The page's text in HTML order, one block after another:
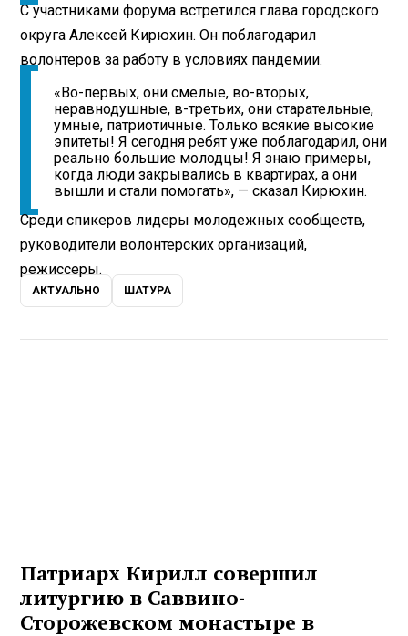
С участниками форума встретился глава городского
округа Алексей Кирюхин. Он поблагодарил
волонтеров за работу в условиях пандемии.
«Во-первых, они смелые, во-вторых,
неравнодушные, в-третьих, они старательные,
умные, патриотичные. Только всякие высокие
эпитеты! Я сегодня ребят уже поблагодарил, они
реально большие молодцы! Я знаю примеры,
когда люди закрывались в квартирах, а они
вышли и стали помогать», — сказал Кирюхин.
Среди спикеров лидеры молодежных сообществ,
руководители волонтерских организаций,
режиссеры.
АКТУАЛЬНО ШАТУРА
Патриарх Кирилл совершил
литургию в Саввино-
Сторожевском монастыре в